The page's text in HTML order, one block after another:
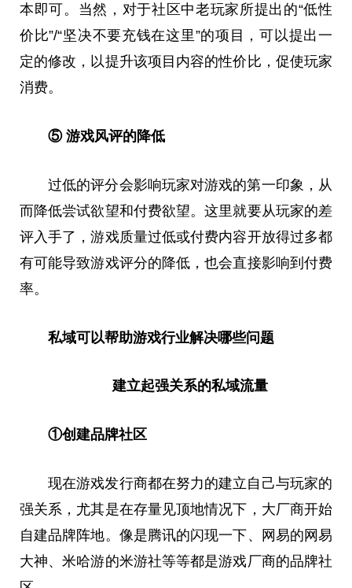
本即可。当然，对于社区中老玩家所提出的“低性
价比”/“坚决不要充钱在这里”的项目，可以提出一
定的修改，以提升该项目内容的性价比，促使玩家
消费。
⑤ 游戏风评的降低
过低的评分会影响玩家对游戏的第一印象，从
而降低尝试欲望和付费欲望。这里就要从玩家的差
评入手了，游戏质量过低或付费内容开放得过多都
有可能导致游戏评分的降低，也会直接影响到付费
率。
私域可以帮助游戏行业解决哪些问题
建立起强关系的私域流量
①创建品牌社区
现在游戏发行商都在努力的建立自己与玩家的
强关系，尤其是在存量见顶地情况下，大厂商开始
自建品牌阵地。像是腾讯的闪现一下、网易的网易
大神、米哈游的米游社等等都是游戏厂商的品牌社